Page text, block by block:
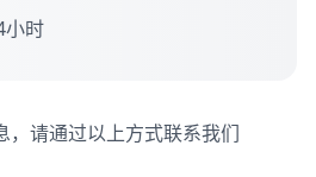
小时
，请通过以上方式联系我们